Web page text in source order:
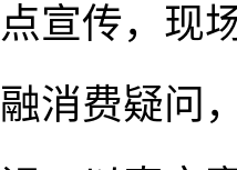
点宣传，现
融消费疑问